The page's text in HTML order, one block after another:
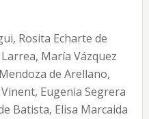
Rosita Echarte de
María Vázquez
de Arellano,
Eugenia Segrera
Batista, Elisa Marcaida